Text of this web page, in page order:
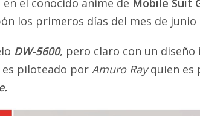
el conocido anime de Mobile Suit
los primeros días del mes de
DW-5600, pero claro con un diseño
es piloteado por Amuro Rayquien es